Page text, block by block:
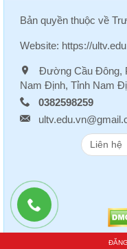
Bản quyền thuộc về
Website: https://
Đường Cầu Đông,
Nam Định, Tỉnh Nam
0382598259
Liên hệ